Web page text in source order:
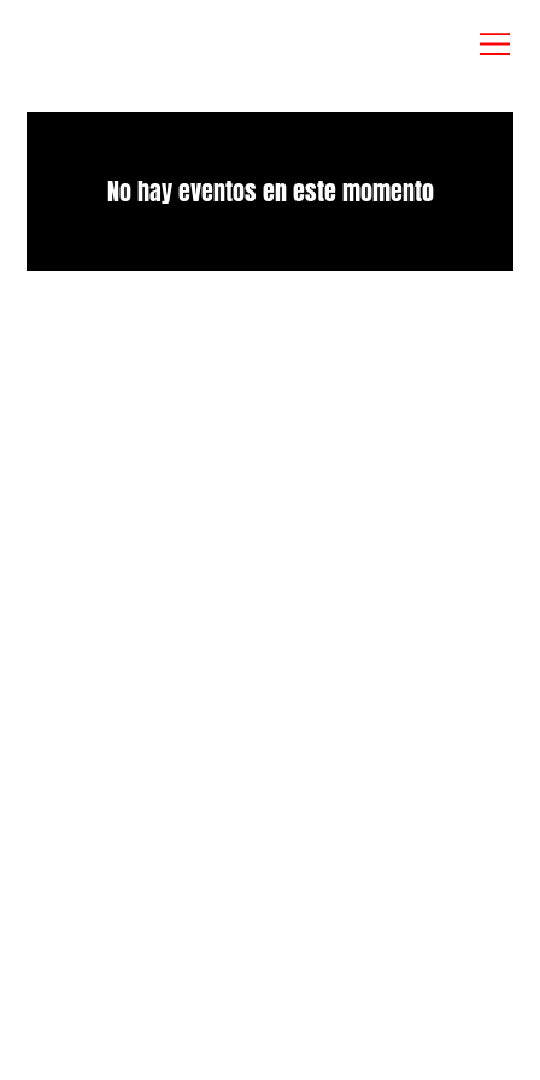
No hay eventos en este momento